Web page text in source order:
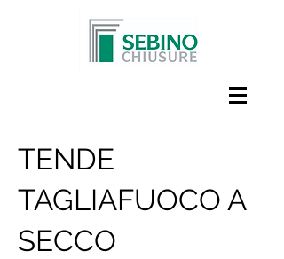
TENDE
TAGLIAFUOCO A
SECCO